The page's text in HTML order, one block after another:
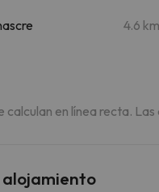
4.6 km
calculan en línea recta.
alojamiento